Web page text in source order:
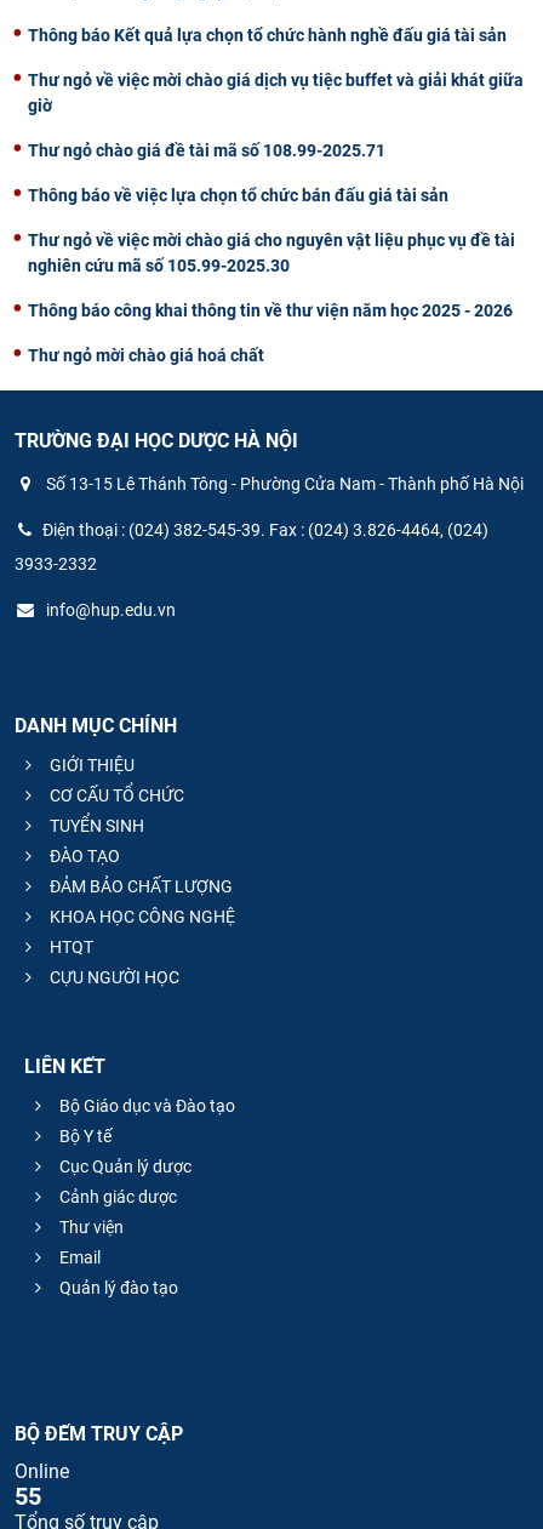
Thông báo Kết quả lựa chọn tổ chức hành nghề đấu giá tài sản
Thư ngỏ về việc mời chào giá dịch vụ tiệc buffet và giải khát giữa
giờ
Thư ngỏ chào giá đề tài mã số 108.99-2025.71
Thông báo về việc lựa chọn tổ chức bán đấu giá tài sản
Thư ngỏ về việc mời chào giá cho nguyên vật liệu phục vụ đề tài
nghiên cứu mã số 105.99-2025.30
Thông báo công khai thông tin về thư viện năm học 2025 - 2026
Thư ngỏ mời chào giá hoá chất
TRƯỜNG ĐẠI HỌC DƯỢC HÀ NỘI
Số 13-15 Lê Thánh Tông - Phường Cửa Nam - Thành phố Hà Nội
Điện thoại : (024) 382-545-39. Fax : (024) 3.826-4464, (024)
3933-2332
info@hup.edu.vn
DANH MỤC CHÍNH
GIỚI THIỆU
CƠ CẤU TỔ CHỨC
TUYỂN SINH
ĐÀO TẠO
ĐẢM BẢO CHẤT LƯỢNG
KHOA HỌC CÔNG NGHỆ
HTQT
CỰU NGƯỜI HỌC
LIÊN KẾT
Bộ Giáo dục và Đào tạo
Bộ Y tế
Cục Quản lý dược
Cảnh giác dược
Thư viện
Email
Quản lý đào tạo
BỘ ĐẾM TRUY CẬP
Online
55
Tổng số truy cập